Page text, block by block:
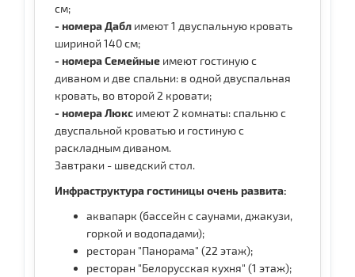
см;
- номера Дабл имеют 1 двуспальную кровать
шириной 140 см;
- номера Семейные имеют гостиную с
диваном и две спальни: в одной двуспальная
кровать, во второй 2 кровати;
- номера Люкс имеют 2 комнаты: спальню с
двуспальной кроватью и гостиную с
раскладным диваном.
Завтраки - шведский стол.
Инфраструктура гостиницы очень развита:
аквапарк (бассейн с саунами, джакузи,
горкой и водопадами);
ресторан "Панорама" (22 этаж);
ресторан "Белорусская кухня" (1 этаж);